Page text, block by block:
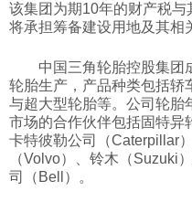
社会
文化
该集团为期10年的财产税
将承担筹备建设用地及其相
中国三角轮胎控股集团
轮胎生产，产品种类包括轿
与超大型轮胎等。公司轮胎
市场的合作伙伴包括固特异
卡特彼勒公司（Caterpillar
（Volvo）、铃木（Suzuki
司（Bell）。